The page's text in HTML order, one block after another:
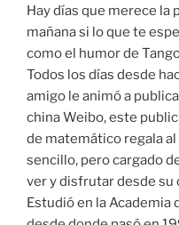
Hay días que merece la
mañana si lo que te
como el humor de
Todos los días desde
amigo le animó a
china Weibo, este
de matemático regala
sencillo, pero cargado
ver y disfrutar desde su
Estudió en la Academia